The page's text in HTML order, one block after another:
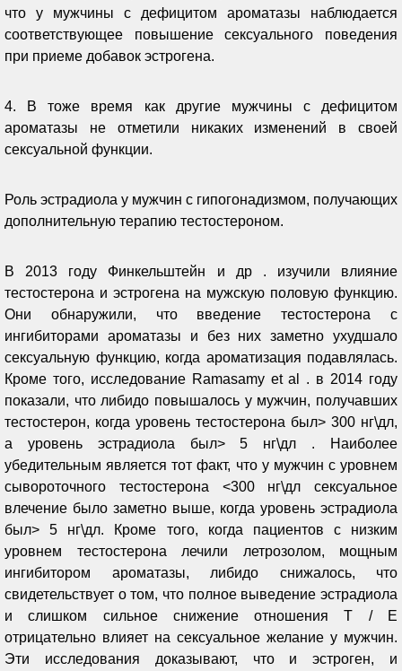
что у мужчины с дефицитом ароматазы наблюдается
соответствующее повышение сексуального поведения
при приеме добавок эстрогена.
4. В тоже время как другие мужчины с дефицитом
ароматазы не отметили никаких изменений в своей
сексуальной функции.
Роль эстрадиола у мужчин с гипогонадизмом, получающих
дополнительную терапию тестостероном.
В 2013 году Финкельштейн и др . изучили влияние
тестостерона и эстрогена на мужскую половую функцию.
Они обнаружили, что введение тестостерона с
ингибиторами ароматазы и без них заметно ухудшало
сексуальную функцию, когда ароматизация подавлялась.
Кроме того, исследование Ramasamy et al . в 2014 году
показали, что либидо повышалось у мужчин, получавших
тестостерон, когда уровень тестостерона был> 300 нг\дл,
а уровень эстрадиола был> 5 нг\дл . Наиболее
убедительным является тот факт, что у мужчин с уровнем
сывороточного тестостерона <300 нг\дл сексуальное
влечение было заметно выше, когда уровень эстрадиола
был> 5 нг\дл. Кроме того, когда пациентов с низким
уровнем тестостерона лечили летрозолом, мощным
ингибитором ароматазы, либидо снижалось, что
свидетельствует о том, что полное выведение эстрадиола
и слишком сильное снижение отношения Т / Е
отрицательно влияет на сексуальное желание у мужчин.
Эти исследования доказывают, что и эстроген, и